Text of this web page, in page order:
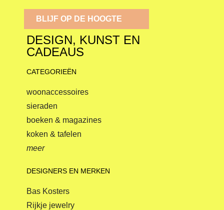
BLIJF OP DE HOOGTE
DESIGN, KUNST EN
CADEAUS
CATEGORIEËN
woonaccessoires
sieraden
boeken & magazines
koken & tafelen
meer
DESIGNERS EN MERKEN
Bas Kosters
Rijkje jewelry